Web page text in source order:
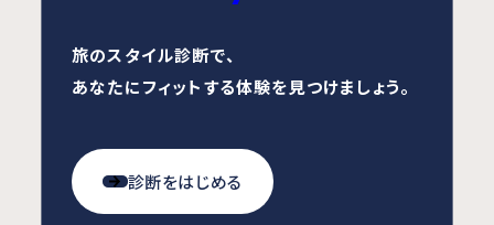
旅のスタイル診断で、
あなたにフィットする体験を見つけましょう。
診断をはじめる